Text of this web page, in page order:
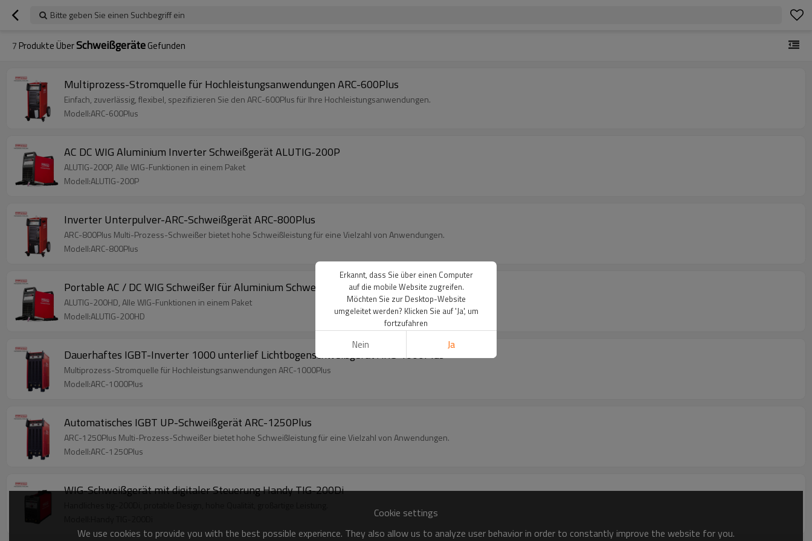
Bitte geben Sie einen Suchbegriff ein
7 Produkte ÜberSchweißgeräteGefunden
Multiprozess-Stromquelle für Hochleistungsanwendungen ARC-600Plus
Einfach, zuverlässig, flexibel, spezifizieren Sie den ARC-600Plus für Ihre Hochleistungsanwendungen.
Modell:ARC-600Plus
AC DC WIG Aluminium Inverter Schweißgerät ALUTIG-200P
ALUTIG-200P, Alle WIG-Funktionen in einem Paket
Modell:ALUTIG-200P
Inverter Unterpulver-ARC-Schweißgerät ARC-800Plus
ARC-800Plus Multi-Prozess-Schweißer bietet hohe Schweißleistung für eine Vielzahl von Anwendungen.
Modell:ARC-800Plus
Portable AC / DC WIG Schweißer für Aluminium Schweißen ALUTIG-200HD
ALUTIG-200HD, Alle WIG-Funktionen in einem Paket
Modell:ALUTIG-200HD
Dauerhaftes IGBT-Inverter 1000 unterlief Lichtbogenschweißgerät ARC-1000Plus
Multiprozess-Stromquelle für Hochleistungsanwendungen ARC-1000Plus
Modell:ARC-1000Plus
Automatisches IGBT UP-Schweißgerät ARC-1250Plus
ARC-1250Plus Multi-Prozess-Schweißer bietet hohe Schweißleistung für eine Vielzahl von Anwendungen.
Modell:ARC-1250Plus
WIG-Schweißgerät mit digitaler Steuerung Handy TIG-200Di
Cookie settings
We use cookies to provide you with the best possible experience. They also allow us to analyze user behavior in order to constantly improve the website for you.
Erkannt, dass Sie über einen Computer
auf die mobile Website zugreifen.
Möchten Sie zur Desktop-Website
umgeleitet werden? Klicken Sie auf 'Ja', um
fortzufahren
Nein Ja